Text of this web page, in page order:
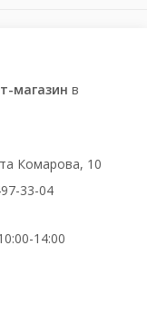
магазин в
Комарова, 10
33-04
14:00